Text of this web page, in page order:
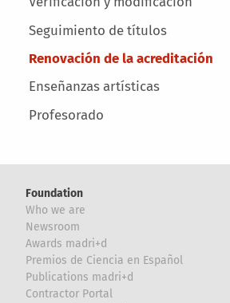
Seguimiento de títulos
Renovación de la acreditación
Enseñanzas artísticas
Profesorado
Foundation
Who we are
Newsroom
Awards madri+d
Premios de Ciencia en Español
Publications madri+d
Contractor Portal